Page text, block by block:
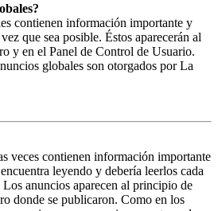
contienen información importante y
que sea posible. Éstos aparecerán al
y en el Panel de Control de Usuario.
globales son otorgados por La
veces contienen información importante
leyendo y debería leerlos cada
Los anuncios aparecen al principio de
donde se publicaron. Como en los